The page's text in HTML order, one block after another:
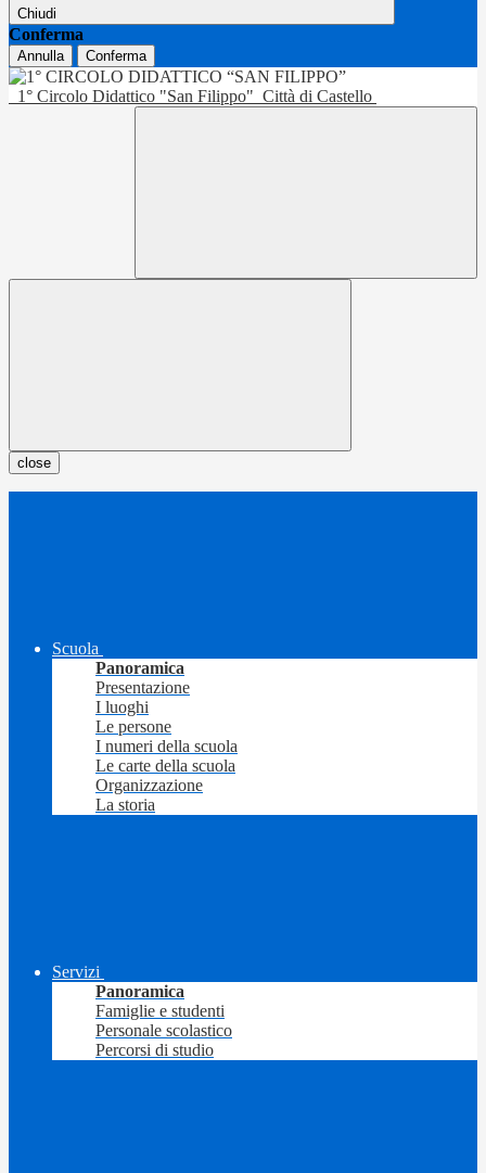
Chiudi
Conferma
Annulla Conferma
1° Circolo Didattico "San Filippo" Città di Castello
close
Scuola
Panoramica
Presentazione
I luoghi
Le persone
I numeri della scuola
Le carte della scuola
Organizzazione
La storia
Servizi
Panoramica
Famiglie e studenti
Personale scolastico
Percorsi di studio